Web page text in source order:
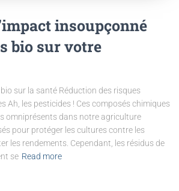
insoupçonné
bio sur votre
sur la santé Réduction des risques
Ah, les pesticides ! Ces composés chimiques
omniprésents dans notre agriculture
pour protéger les cultures contre les
les rendements. Cependant, les résidus de
se Read more